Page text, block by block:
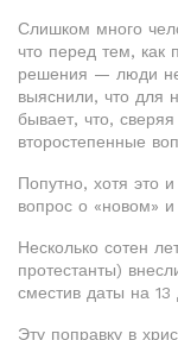
Слишком много
что перед тем, как
решения — люди не
выяснили, что для
бывает, что,
второстепенные
Попутно, хотя это
вопрос о «новом»
Несколько сотен
протестанты)
сместив даты на 13
Эту поправку в